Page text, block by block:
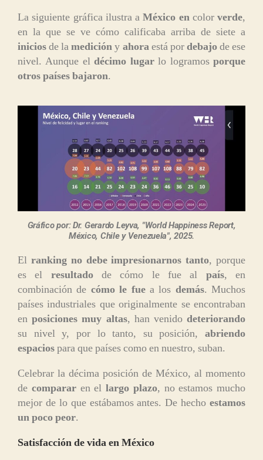
La siguiente gráfica ilustra aMéxico encolor verde,
en la que se ve cómo calificaba arriba de siete a
iniciosde lamedicióny ahoraestá pordebajode ese
nivel. Aunque eldécimo lugarlo logramosporque
otros países bajaron.
Gráfico por: Dr. Gerardo Leyva, "World Happiness Report,
México, Chile y Venezuela", 2025.
El ranking no debe impresionarnos tanto, porque
es el resultadode cómo le fue al país, en
combinación de cómo le fuea los demás. Muchos
países industriales que originalmente se encontraban
enposiciones muy altas, han venidodeteriorando
su nivel y, por lo tanto, su posición, abriendo
espaciospara que países como en nuestro, suban.
Celebrar la décima posición de México, al momento
de compararen el largo plazo, no estamos mucho
mejor de lo que estábamos antes. De hecho estamos
un poco peor.
Satisfacción de vida en México